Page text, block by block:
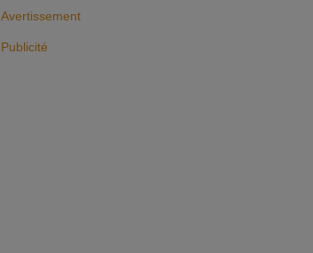
Avertissement
Publicité